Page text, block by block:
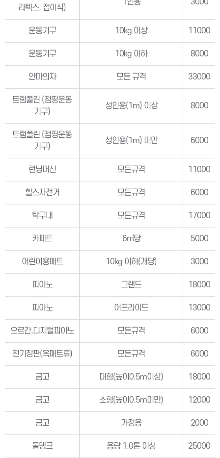
라텍스, 접이식)
1인용 3000
운동기구 10kg 이상 11000
운동기구 10kg 이하 8000
안마의자 모든 규격 33000
트램폴린 (점핑운동
기구)
성인용(1m) 이상 8000
트램폴린 (점핑운동
기구)
성인용(1m) 미만 6000
런닝머신 모든규격 11000
헬스자전거 모든규격 6000
탁구대 모든규격 17000
카페트 6㎡당 5000
어린이용매트 10kg 이하(개당) 3000
피아노 그랜드 18000
피아노 어프라이드 13000
오르간,디지털피아노 모든규격 6000
전기장판(옥매트류) 모든규격 6000
금고 대형(높이0.5m이상) 18000
금고 소형(높이0.5m미만) 12000
금고 가정용 2000
물탱크 용량 1.0톤 이상 25000